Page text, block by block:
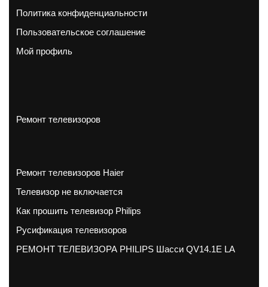
Политика конфиденциальности
Пользовательское соглашение
Мой профиль
Ремонт телевизоров
Ремонт телевизоров Haier
Телевизор не включается
Как прошить телевизор Philips
Русификация телевизоров
РЕМОНТ ТЕЛЕВИЗОРА PHILIPS Шасси QV14.1E LA